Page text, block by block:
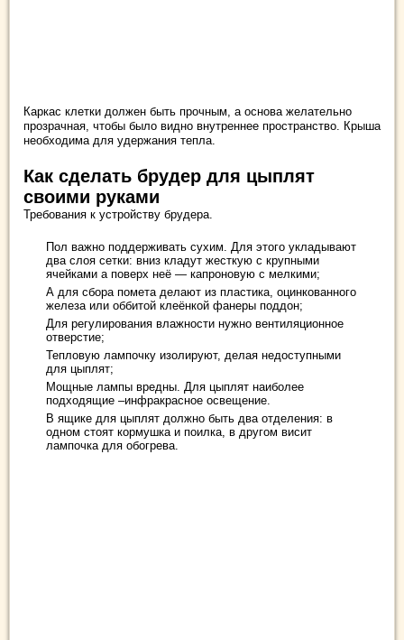
Каркас клетки должен быть прочным, а основа желательно
прозрачная, чтобы было видно внутреннее пространство. Крыша
необходима для удержания тепла.
Как сделать брудер для цыплят
своими руками
Требования к устройству брудера.
Пол важно поддерживать сухим. Для этого укладывают
два слоя сетки: вниз кладут жесткую с крупными
ячейками а поверх неё — капроновую с мелкими;
А для сбора помета делают из пластика, оцинкованного
железа или оббитой клеёнкой фанеры поддон;
Для регулирования влажности нужно вентиляционное
отверстие;
Тепловую лампочку изолируют, делая недоступными
для цыплят;
Мощные лампы вредны. Для цыплят наиболее
подходящие –инфракрасное освещение.
В ящике для цыплят должно быть два отделения: в
одном стоят кормушка и поилка, в другом висит
лампочка для обогрева.